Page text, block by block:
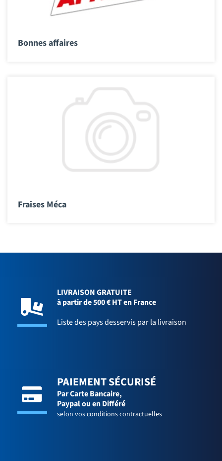
Bonnes affaires
Fraises Méca
LIVRAISON GRATUITE
à partir de 500 € HT en France
Liste des pays desservis par la livraison
PAIEMENT SÉCURISÉ
Par Carte Bancaire,
Paypal ou en Différé
selon vos conditions contractuelles